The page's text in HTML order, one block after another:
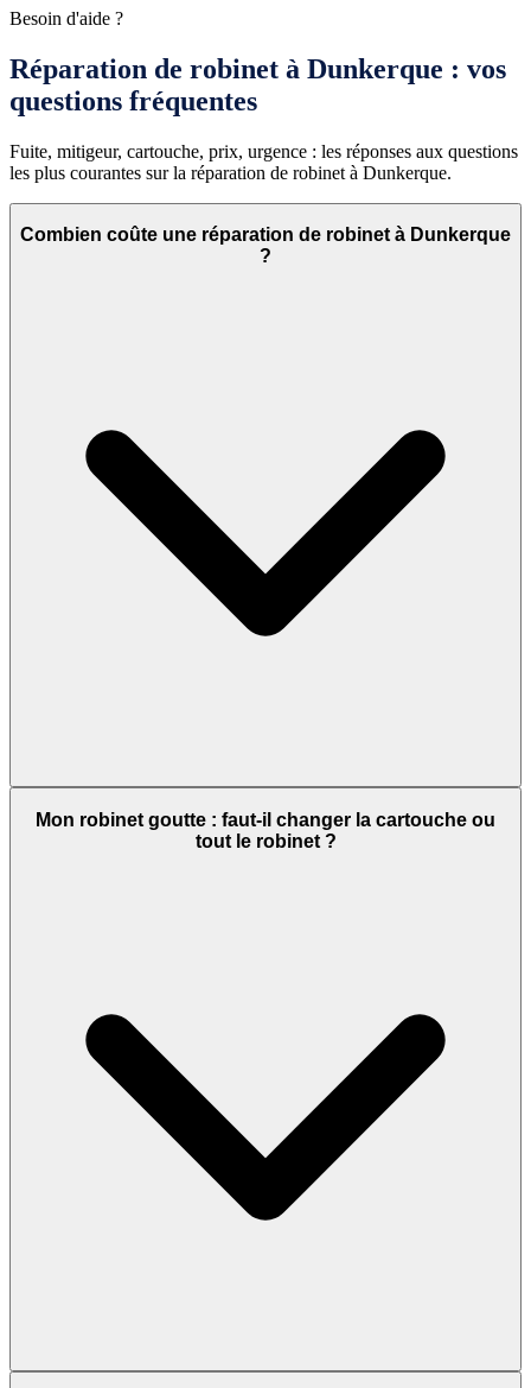
Besoin d'aide ?
Réparation de robinet à Dunkerque : vos
questions fréquentes
Fuite, mitigeur, cartouche, prix, urgence : les réponses aux questions
les plus courantes sur la réparation de robinet à Dunkerque.
Combien coûte une réparation de robinet à Dunkerque
?
Mon robinet goutte : faut-il changer la cartouche ou
tout le robinet ?